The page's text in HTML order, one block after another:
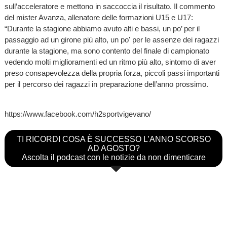
sull’acceleratore e mettono in saccoccia il risultato. Il commento
del mister Avanza, allenatore delle formazioni U15 e U17:
“Durante la stagione abbiamo avuto alti e bassi, un po’ per il
passaggio ad un girone più alto, un po' per le assenze dei ragazzi
durante la stagione, ma sono contento del finale di campionato
vedendo molti miglioramenti ed un ritmo più alto, sintomo di aver
preso consapevolezza della propria forza, piccoli passi importanti
per il percorso dei ragazzi in preparazione dell’anno prossimo.
https://www.facebook.com/h2sportvigevano/
TI RICORDI COSA È SUCCESSO L’ANNO SCORSO
AD AGOSTO?
Ascolta il podcast con le notizie da non dimenticare